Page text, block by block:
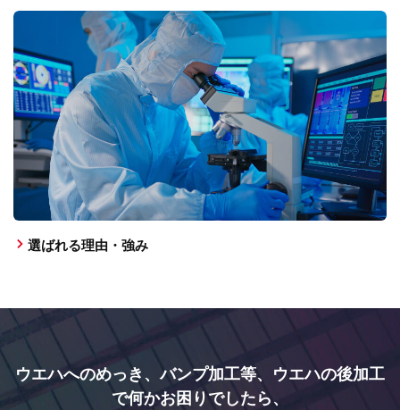
選ばれる理由・強み
ウエハへのめっき、バンプ加工等、ウエハの後加工
で何かお困りでしたら、